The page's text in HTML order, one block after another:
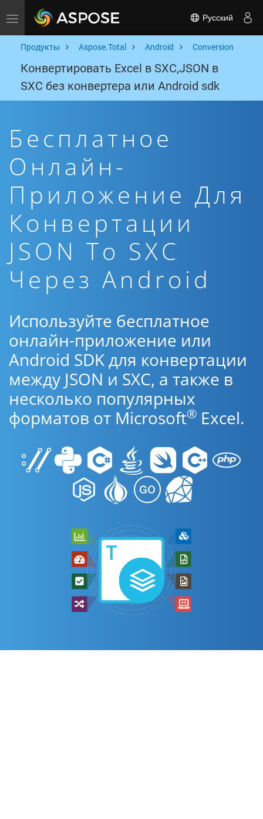
Toggle navigation Русский
Продукты Aspose.Total Android Conversion
Конвертировать Excel в SXC,JSON в
SXC без конвертера или Android sdk
Бесплатное
Онлайн-
Приложение Для
Конвертации
JSON To SXC
Через Android
Используйте бесплатное
онлайн-приложение или
Android SDK для конвертации
между JSON и SXC, а также в
несколько популярных
форматов от Microsoft® Excel.